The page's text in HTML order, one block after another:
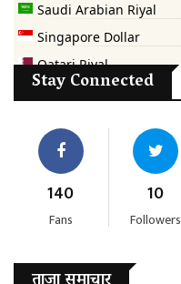
Stay Connected
140
Fans
10
Followers